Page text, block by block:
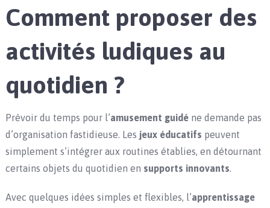
Comment proposer des
activités ludiques au
quotidien ?
Prévoir du temps pour l’amusement guidéne demande pas
d’organisation fastidieuse. Les jeux éducatifs peuvent
simplement s’intégrer aux routines établies, en détournant
certains objets du quotidien en supports innovants.
Avec quelques idées simples et flexibles, l’apprentissage